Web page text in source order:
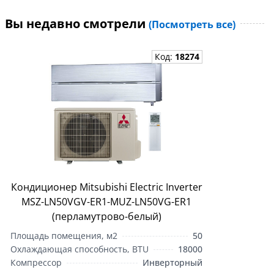
Вы недавно смотрели (Посмотреть все)
Код: 18274
Кондиционер Mitsubishi Electric Inverter
MSZ-LN50VGV-ER1-MUZ-LN50VG-ER1
(перламутрово-белый)
Площадь помещения, м2
50
Охлаждающая способность, BTU
18000
Компрессор
Инверторный